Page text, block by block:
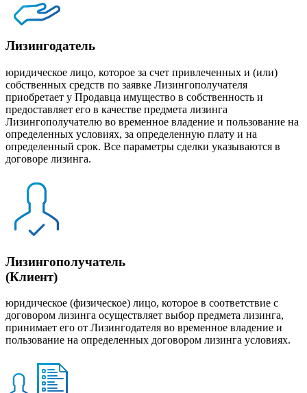
Лизингодатель
юридическое лицо, которое за счет привлеченных и (или)
собственных средств по заявке Лизингополучателя
приобретает у Продавца имущество в собственность и
предоставляет его в качестве предмета лизинга
Лизингополучателю во временное владение и пользование на
определенных условиях, за определенную плату и на
определенный срок. Все параметры сделки указываются в
договоре лизинга.
Лизингополучатель
(Клиент)
юридическое (физическое) лицо, которое в соответствие с
договором лизинга осуществляет выбор предмета лизинга,
принимает его от Лизингодателя во временное владение и
пользование на определенных договором лизинга условиях.